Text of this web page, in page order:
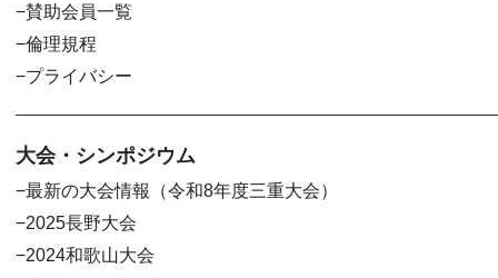
賛助会員一覧
倫理規程
プライバシー
大会・シンポジウム
最新の大会情報（令和8年度三重大会）
2025長野大会
2024和歌山大会